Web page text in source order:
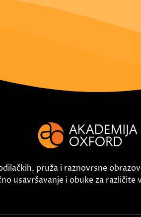
pruža i raznovrsne
usavršavanje i obuke za različite